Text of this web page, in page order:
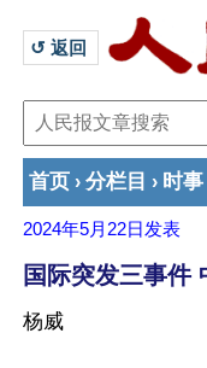
↺ 返回
首页 › 分栏目 › 时事
2024年5月22日 发表
国际突发三事件
杨威